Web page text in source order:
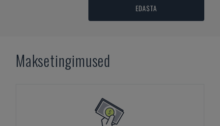
EDASTA
Maksetingimused